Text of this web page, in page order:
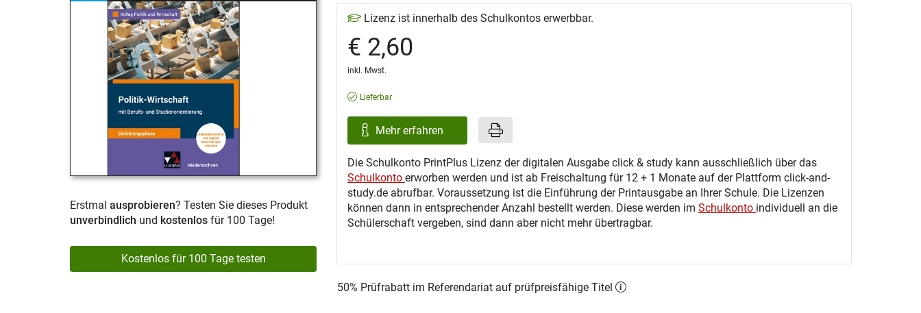
Erstmal ausprobieren? Testen Sie dieses Produkt
unverbindlich und kostenlos für 100 Tage!
Kostenlos für 100 Tage testen
Lizenz ist innerhalb des Schulkontos erwerbbar.
€ 2,60
inkl. Mwst.
Lieferbar
Mehr erfahren
Die Schulkonto PrintPlus Lizenz der digitalen Ausgabe click & study kann ausschließlich über das
Schulkonto erworben werden und ist ab Freischaltung für 12 + 1 Monate auf der Plattform click-and-
study.de abrufbar. Voraussetzung ist die Einführung der Printausgabe an Ihrer Schule. Die Lizenzen
können dann in entsprechender Anzahl bestellt werden. Diese werden im Schulkonto individuell an die
Schülerschaft vergeben, sind dann aber nicht mehr übertragbar.
50% Prüfrabatt im Referendariat auf prüfpreisfähige Titel